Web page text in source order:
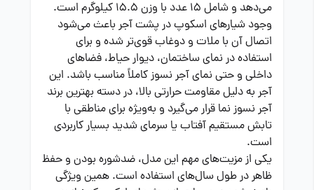
می‌دهد و شامل 15 عدد با وزن 15.5 کیلوگرم است.
وجود شیارهای اسکوپ در پشت آجر باعث می‌شود
اتصال آن با ملات و دوغاب قوی‌تر شده و برای
استفاده در نمای ساختمان، دیوار حیاط، فضاهای
داخلی و حتی نمای آجر نسوز کاملاً مناسب باشد. این
آجر به دلیل مقاومت حرارتی بالا، در دسته بهترین برند
آجر نسوز نما قرار می‌گیرد و به‌ویژه برای مناطقی با
تابش مستقیم آفتاب یا سرمای شدید بسیار کاربردی
است.
یکی از مزیت‌های مهم این مدل، ضدشوره بودن و حفظ
ظاهر در طول سال‌های استفاده است. همین ویژگی